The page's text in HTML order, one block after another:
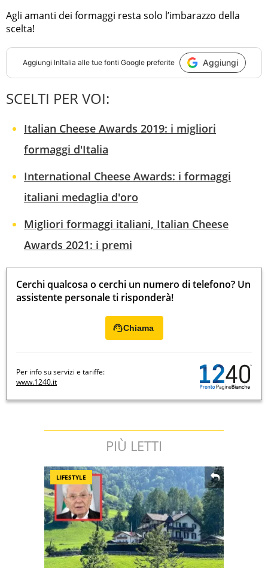
Agli amanti dei formaggi resta solo l’imbarazzo della
scelta!
Aggiungi InItalia alle tue fonti Google preferite Aggiungi
SCELTI PER VOI:
Italian Cheese Awards 2019: i migliori
formaggi d'Italia
International Cheese Awards: i formaggi
italiani medaglia d'oro
Migliori formaggi italiani, Italian Cheese
Awards 2021: i premi
Cerchi qualcosa o cerchi un numero di telefono? Un
assistente personale ti risponderà!
Chiama
Per info su servizi e tariffe:
www.1240.it
PIÙ LETTI
LIFESTYLE